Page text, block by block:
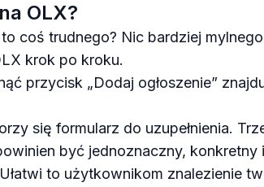
OLX?
coś trudnego? Nic bardziej
krok po kroku.
przycisk „Dodaj ogłoszenie”
się formularz do uzupełnienia.
być jednoznaczny, konkretny
to użytkownikom znalezienie